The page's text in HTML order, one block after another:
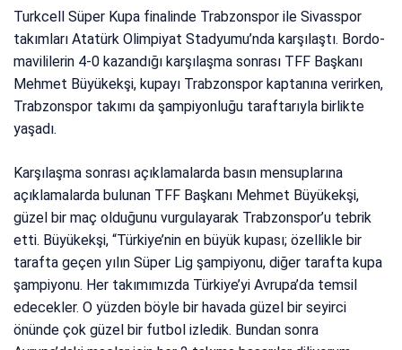
Turkcell Süper Kupa finalinde Trabzonspor ile Sivasspor
takımları Atatürk Olimpiyat Stadyumu’nda karşılaştı. Bordo-
mavililerin 4-0 kazandığı karşılaşma sonrası TFF Başkanı
Mehmet Büyükekşi, kupayı Trabzonspor kaptanına verirken,
Trabzonspor takımı da şampiyonluğu taraftarıyla birlikte
yaşadı.
Karşılaşma sonrası açıklamalarda basın mensuplarına
açıklamalarda bulunan TFF Başkanı Mehmet Büyükekşi,
güzel bir maç olduğunu vurgulayarak Trabzonspor’u tebrik
etti. Büyükekşi, “Türkiye’nin en büyük kupası; özellikle bir
tarafta geçen yılın Süper Lig şampiyonu, diğer tarafta kupa
şampiyonu. Her takımımızda Türkiye’yi Avrupa’da temsil
edecekler. O yüzden böyle bir havada güzel bir seyirci
önünde çok güzel bir futbol izledik. Bundan sonra